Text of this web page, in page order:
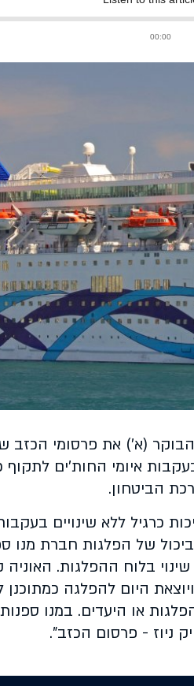
(א') את פרסומי הכזב
איומי החות'ים
הביטחון.
כרגיל ללא שינויים
של הפלגות חברת מנו
בלוח ההפלגות. האוניה
היום להפלגה כמתוכנן
או היעדים. במנו
ניוז - פרסום הכזב".